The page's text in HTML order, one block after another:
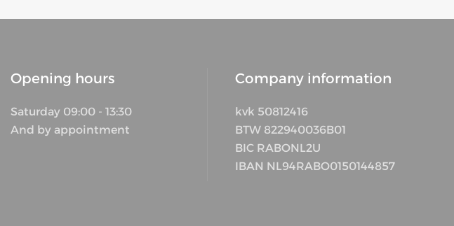
Opening hours
Saturday 09:00 - 13:30
And by appointment
Company information
kvk 50812416
BTW 822940036B01
BIC RABONL2U
IBAN NL94RABO0150144857